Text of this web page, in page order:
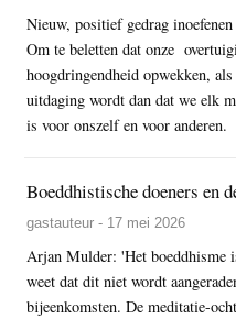
Nieuw, positief gedrag
Om te beletten dat onze
hoogdringendheid opwekken,
uitdaging wordt dan dat we elk
is voor onszelf en voor anderen.
Boeddhistische doeners en
gastauteur - 17 mei 2026
Arjan Mulder: 'Het boeddhisme
weet dat dit niet wordt
bijeenkomsten. De meditatie-